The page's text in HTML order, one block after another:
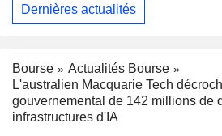
Dernières actualités
Bourse
Actualités Bourse
L'australien Macquarie Tech
gouvernemental de 142 millions de
infrastructures d'IA